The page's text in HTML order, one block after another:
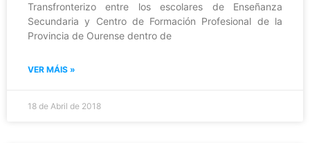
Transfronterizo entre los escolares de Enseñanza
Secundaria y Centro de Formación Profesional de la
Provincia de Ourense dentro de
VER MÁIS »
18 de Abril de 2018